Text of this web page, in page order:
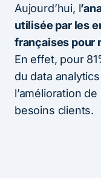
Aujourd’hui, l
utilisée par les
françaises pour
En effet, pour
du data
l’amélioration
besoins clients.